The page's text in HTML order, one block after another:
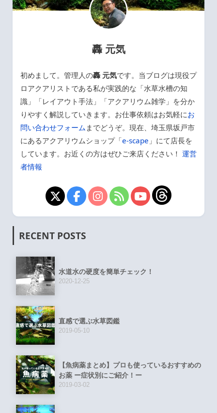
轟 元気
初めまして。管理人の轟 元気です。当ブログは現役プ
ロアクアリストである私が実践的な「水草水槽の知
識」「レイアウト手法」「アクアリウム雑学」を分か
りやすく解説していきます。お仕事依頼はお気軽にお
問い合わせフォーム までどうぞ。現在、埼玉県坂戸市
にあるアクアリウムショップ「e-scape 」にて店長を
しています。お近くの方はぜひご来店ください！ 運営
者情報
RECENT POSTS
水道水の硬度を簡単チェック！
2020-12-25
直感で選ぶ水草図鑑
2019-05-10
【魚病薬まとめ】プロも使っているおすすめの
お薬 ー症状別にご紹介！ー
2019-03-02